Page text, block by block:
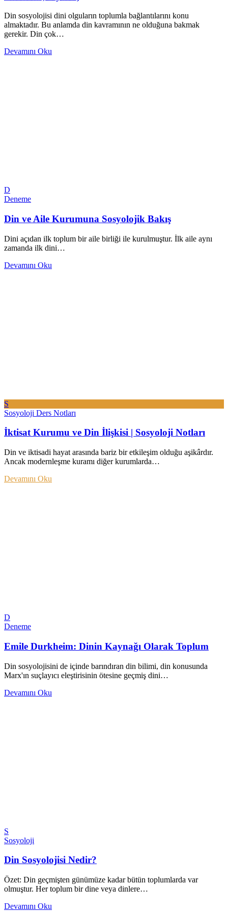
Din sosyolojisi dini olguların toplumla bağlantılarını konu
almaktadır. Bu anlamda din kavramının ne olduğuna bakmak
gerekir. Din çok…
Devamını Oku
D
Deneme
Din ve Aile Kurumuna Sosyolojik Bakış
Dini açıdan ilk toplum bir aile birliği ile kurulmuştur. İlk aile aynı
zamanda ilk dini…
Devamını Oku
S
Sosyoloji Ders Notları
İktisat Kurumu ve Din İlişkisi | Sosyoloji Notları
Din ve iktisadi hayat arasında bariz bir etkileşim olduğu aşikârdır.
Ancak modernleşme kuramı diğer kurumlarda…
Devamını Oku
D
Deneme
Emile Durkheim: Dinin Kaynağı Olarak Toplum
Din sosyolojisini de içinde barındıran din bilimi, din konusunda
Marx'ın suçlayıcı eleştirisinin ötesine geçmiş dini…
Devamını Oku
S
Sosyoloji
Din Sosyolojisi Nedir?
Özet: Din geçmişten günümüze kadar bütün toplumlarda var
olmuştur. Her toplum bir dine veya dinlere…
Devamını Oku